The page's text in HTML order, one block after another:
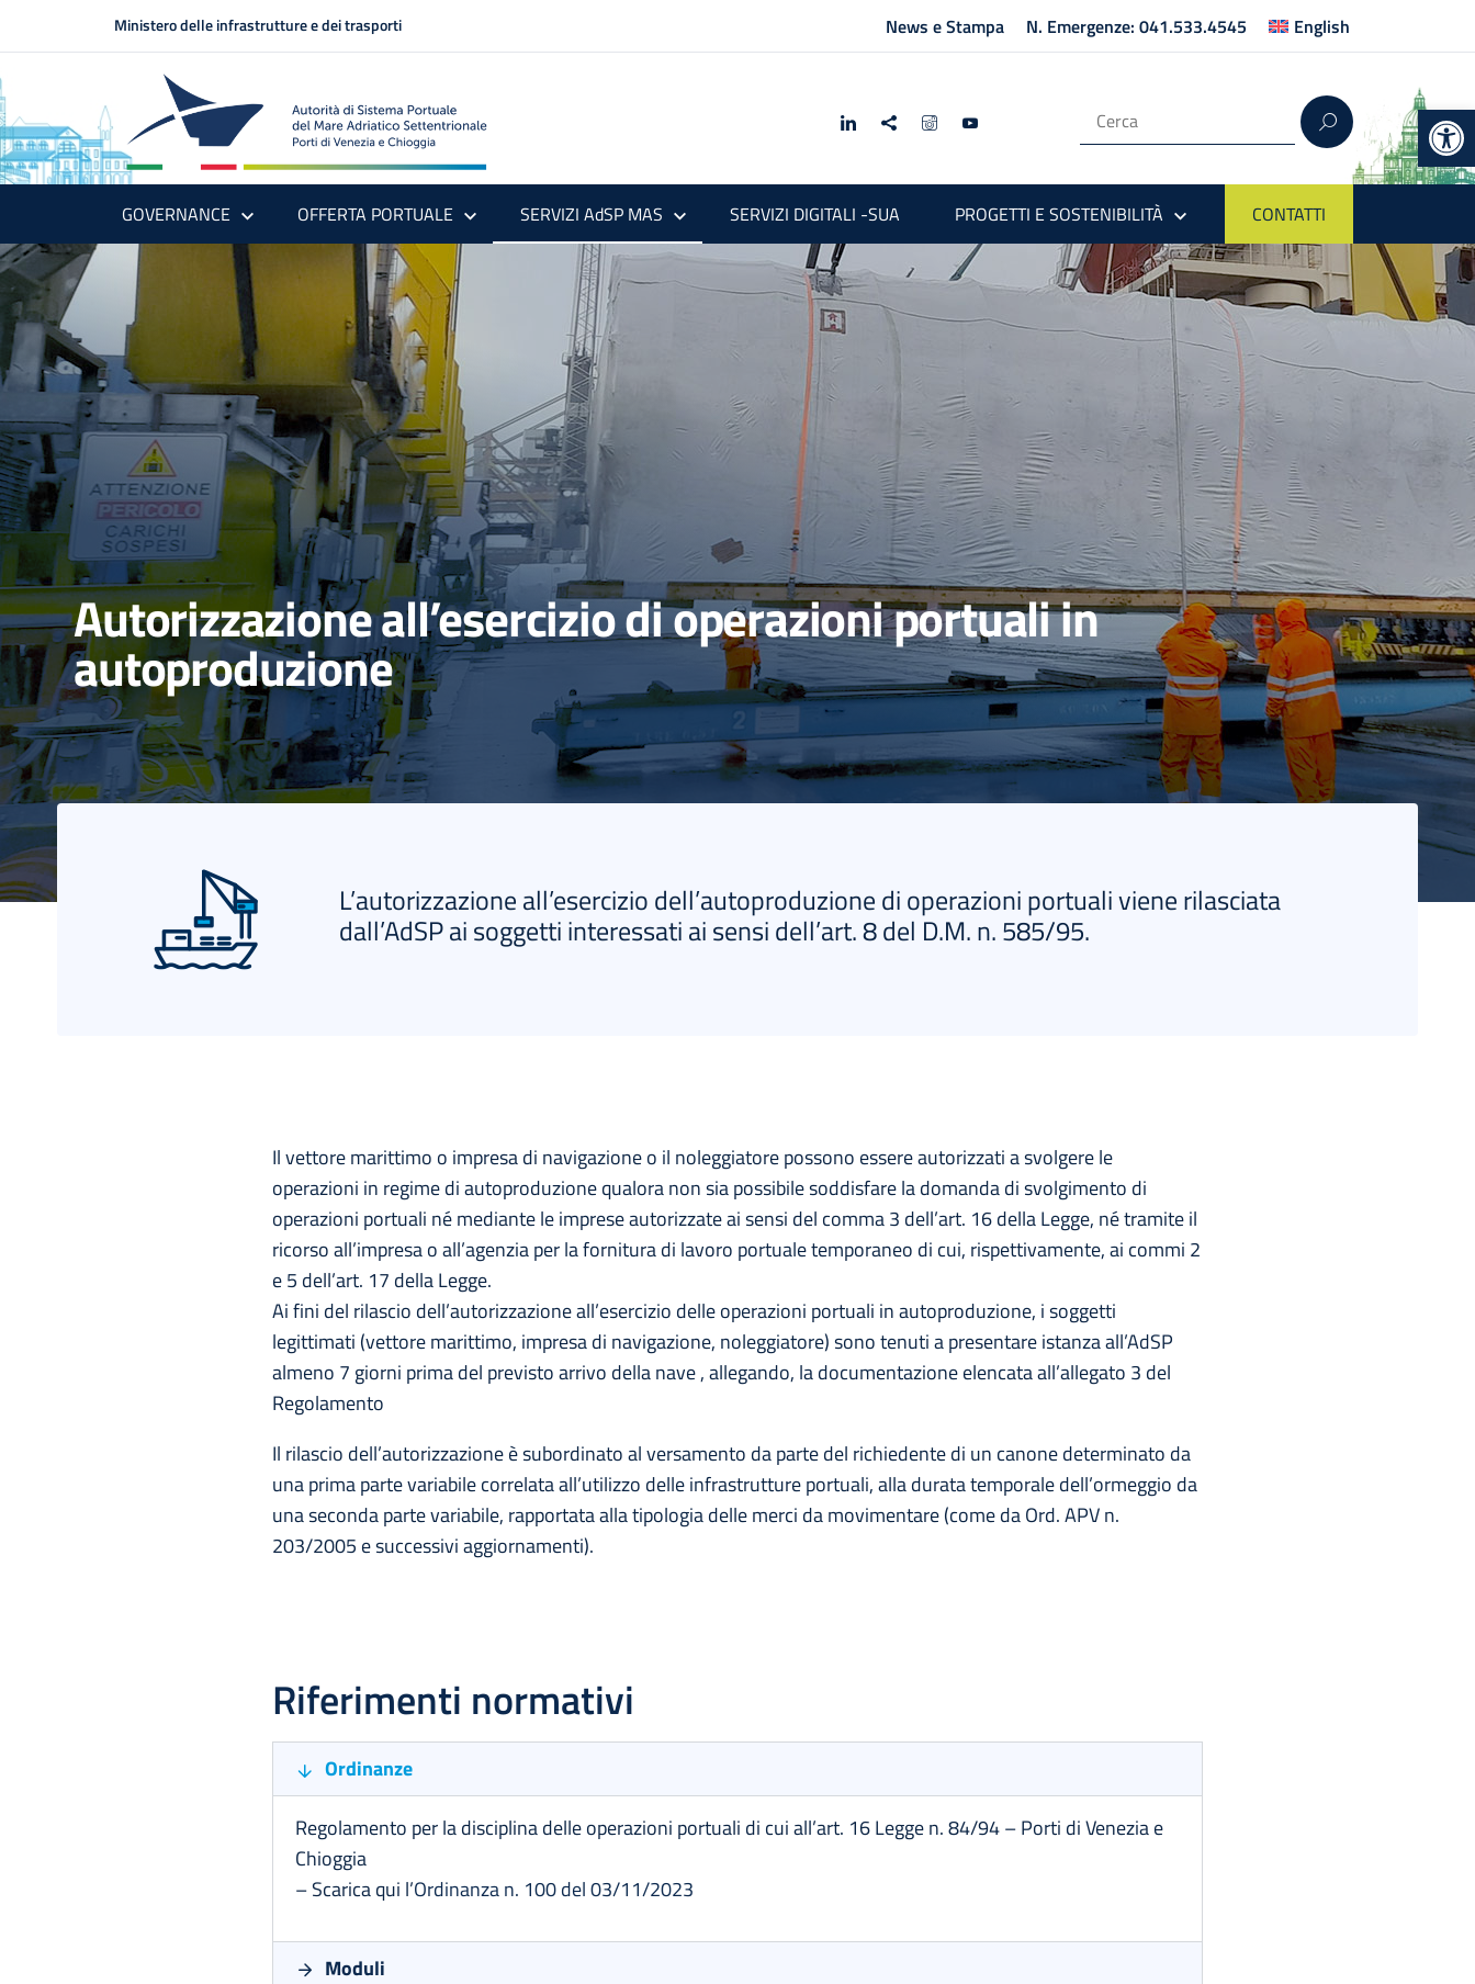
Ministero delle infrastrutture e dei trasporti News e Stampa N. Emergenze: 041.533.4545 English
GOVERNANCE OFFERTA PORTUALE SERVIZI AdSP MAS SERVIZI DIGITALI -SUA PROGETTI E SOSTENIBILITÀ CONTATTI
Autorizzazione all’esercizio di operazioni portuali in
autoproduzione
L’autorizzazione all’esercizio dell’autoproduzione di operazioni portuali viene rilasciata
dall’AdSP ai soggetti interessati ai sensi dell’art. 8 del D.M. n. 585/95.
Il vettore marittimo o impresa di navigazione o il noleggiatore possono essere autorizzati a svolgere le
operazioni in regime di autoproduzione qualora non sia possibile soddisfare la domanda di svolgimento di
operazioni portuali né mediante le imprese autorizzate ai sensi del comma 3 dell’art. 16 della Legge, né tramite il
ricorso all’impresa o all’agenzia per la fornitura di lavoro portuale temporaneo di cui, rispettivamente, ai commi 2
e 5 dell’art. 17 della Legge.
Ai fini del rilascio dell’autorizzazione all’esercizio delle operazioni portuali in autoproduzione, i soggetti
legittimati (vettore marittimo, impresa di navigazione, noleggiatore) sono tenuti a presentare istanza all’AdSP
almeno 7 giorni prima del previsto arrivo della nave , allegando, la documentazione elencata all’allegato 3 del
Regolamento
Il rilascio dell’autorizzazione è subordinato al versamento da parte del richiedente di un canone determinato da
una prima parte variabile correlata all’utilizzo delle infrastrutture portuali, alla durata temporale dell’ormeggio da
una seconda parte variabile, rapportata alla tipologia delle merci da movimentare (come da Ord. APV n.
203/2005 e successivi aggiornamenti).
Riferimenti normativi
Ordinanze
Regolamento per la disciplina delle operazioni portuali di cui all’art. 16 Legge n. 84/94 – Porti di Venezia e
Chioggia
– Scarica qui l’Ordinanza n. 100 del 03/11/2023
Moduli